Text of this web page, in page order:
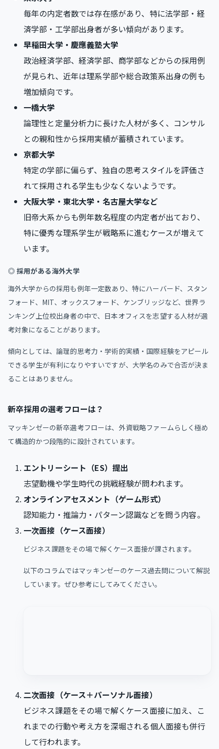
毎年の内定者数では存在感があり、特に法学部・経
済学部・工学部出身者が多い傾向があります。
早稲田大学・慶應義塾大学
政治経済学部、経済学部、商学部などからの採用例
が見られ、近年は理系学部や総合政策系出身の例も
増加傾向です。
一橋大学
論理性と定量分析力に長けた人材が多く、コンサル
との親和性から採用実績が蓄積されています。
京都大学
特定の学部に偏らず、独自の思考スタイルを評価さ
れて採用される学生も少なくないようです。
大阪大学・東北大学・名古屋大学など
旧帝大系からも例年数名程度の内定者が出ており、
特に優秀な理系学生が戦略系に進むケースが増えて
います。
◎ 採用がある海外大学
海外大学からの採用も例年一定数あり、特にハーバード、スタン
フォード、MIT、オックスフォード、ケンブリッジなど、世界ラ
ンキング上位校出身者の中で、日本オフィスを志望する人材が選
考対象になることがあります。
傾向としては、論理的思考力・学術的実績・国際経験をアピール
できる学生が有利になりやすいですが、大学名のみで合否が決ま
ることはありません。
新卒採用の選考フローは？
マッキンゼーの新卒選考フローは、外資戦略ファームらしく極め
て構造的かつ段階的に設計されています。
エントリーシート（ES）提出
志望動機や学生時代の挑戦経験が問われます。
オンラインアセスメント（ゲーム形式）
認知能力・推論力・パターン認識などを問う内容。
一次面接（ケース面接）
ビジネス課題をその場で解くケース面接が課されます。
以下のコラムではマッキンゼーのケース過去問について解説
しています。ぜひ参考にしてみてください。
二次面接（ケース＋パーソナル面接）
ビジネス課題をその場で解くケース面接に加え、こ
れまでの行動や考え方を深堀される個人面接も併行
して行われます。